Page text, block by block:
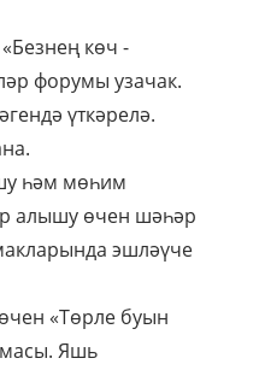
көч -
форумы узачак.
үткәрелә.
һәм мөһим
алышу өчен шәһәр
эшләүче
«Төрле буын
Яшь